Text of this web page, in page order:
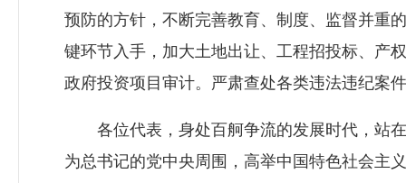
预防的方针，不断完善教育、制度、监督并重
键环节入手，加大土地出让、工程招投标、产
政府投资项目审计。严肃查处各类违法违纪案
各位代表，身处百舸争流的发展时代，站在
为总书记的党中央周围，高举中国特色社会主